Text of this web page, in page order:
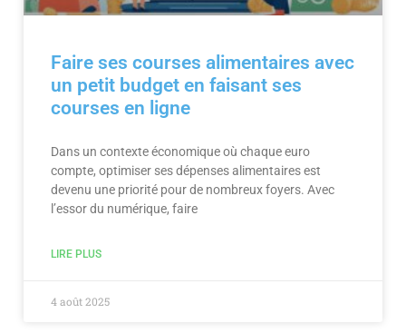
Faire ses courses alimentaires avec
un petit budget en faisant ses
courses en ligne
Dans un contexte économique où chaque euro
compte, optimiser ses dépenses alimentaires est
devenu une priorité pour de nombreux foyers. Avec
l’essor du numérique, faire
LIRE PLUS
4 août 2025